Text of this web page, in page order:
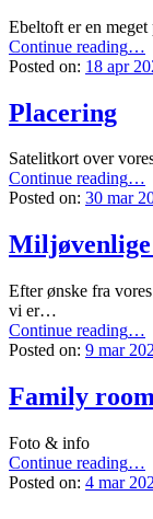
Ebeltoft er en
Continue reading“De
…
Posted on: 18 apr
Placering
Satelitkort over
Continue reading…
Posted on: 30 mar
Efter ønske fra
vi er…
Continue reading…
Posted on: 9 mar
Family room
Foto & info
Continue reading…
Posted on: 4 mar